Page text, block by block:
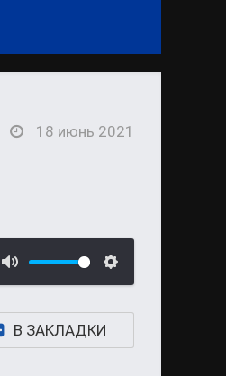
18 июнь 2021
В ЗАКЛАДКИ